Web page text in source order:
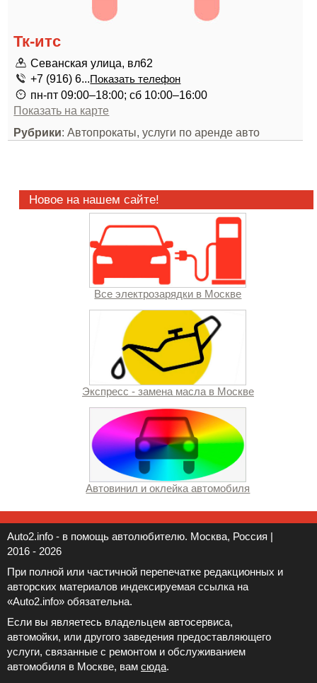
Тк-итс
Севанская улица, вл62
+7 (916) 6...Показать телефон
пн-пт 09:00–18:00; сб 10:00–16:00
Показать на карте
Рубрики: Автопрокаты, услуги по аренде авто
Новое на нашем сайте!
Все электрозарядки в Москве
Экспресс - замена масла в Москве
Автовинил и оклейка автомобиля
Auto2.info - в помощь автолюбителю. Москва, Россия |
2016 - 2026
При полной или частичной перепечатке редакционных и
авторских материалов индексируемая ссылка на
«Auto2.info» обязательна.
Если вы являетесь владельцем автосервиса,
автомойки, или другого заведения предоставляющего
услуги, связанные с ремонтом и обслуживанием
автомобиля в Москве, вам сюда.